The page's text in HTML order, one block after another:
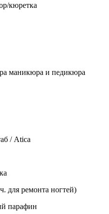
кюретка
маникюра и педикюра
/ Atica
для ремонта ногтей)
парафин